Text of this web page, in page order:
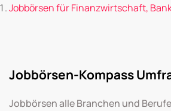
Jobbörsen für Finanzwirtschaft,
Jobbörsen-Kompass
Jobbörsen alle Branchen und Berufe